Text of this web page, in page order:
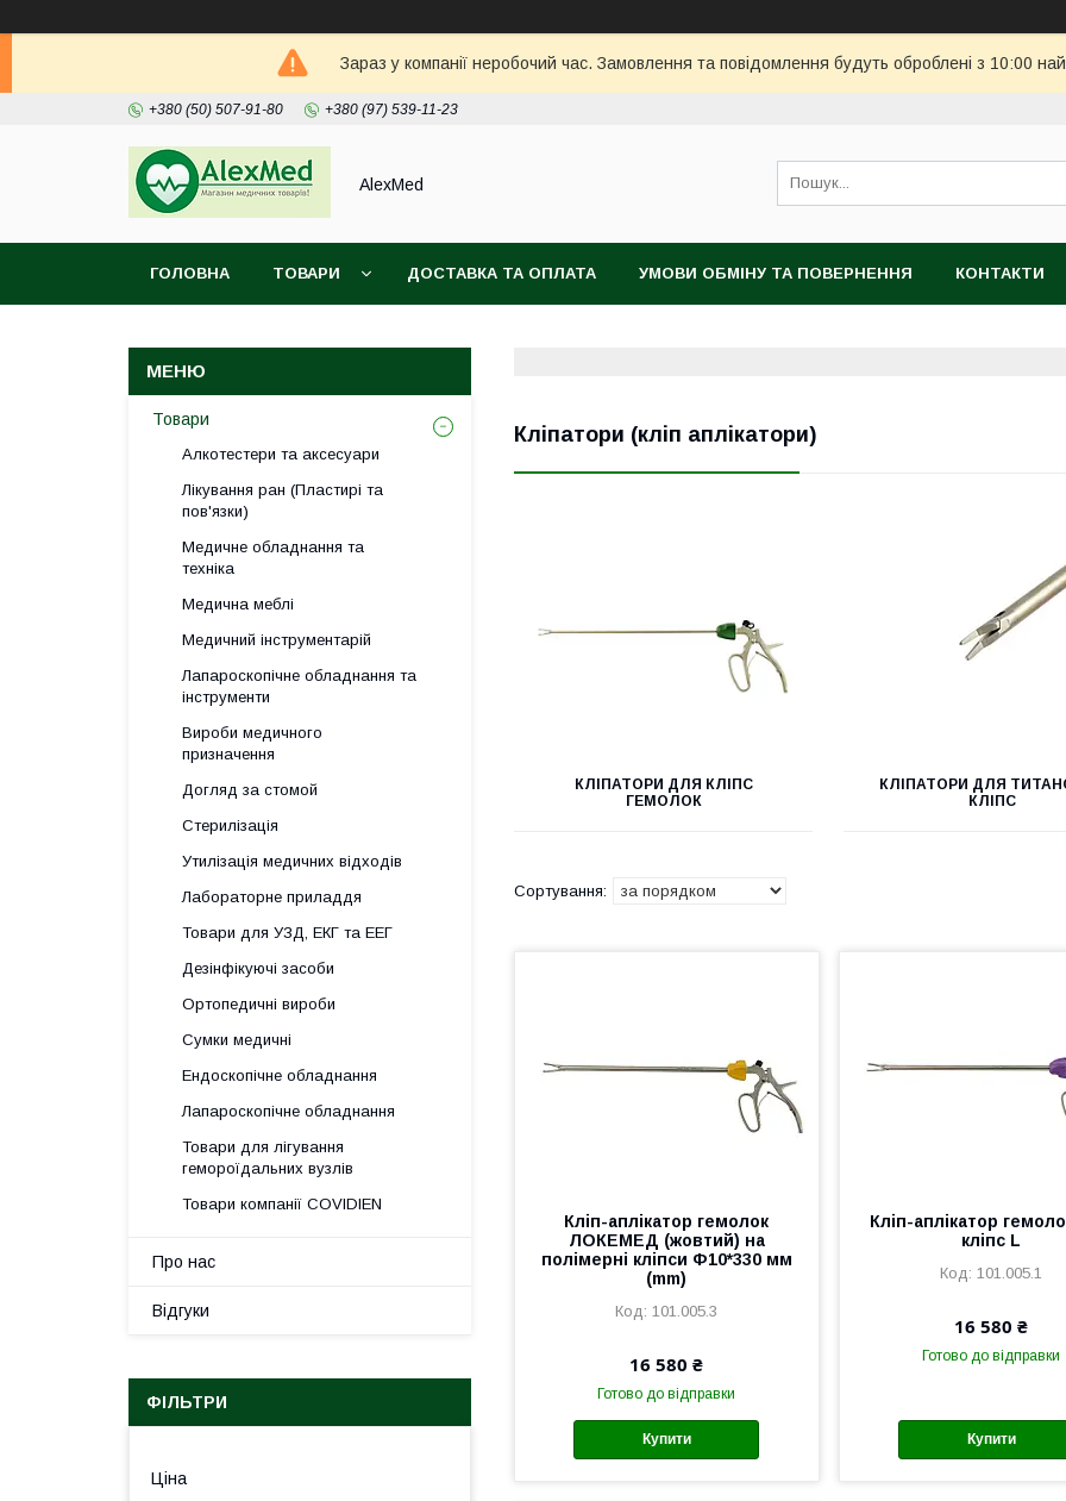
Зараз у компанії неробочий час. Замовлення та повідомлення будуть оброблені з 10:00
+380 (50) 507-91-80 +380 (97) 539-11-23
AlexMed
ГОЛОВНА ТОВАРИ ДОСТАВКА ТА ОПЛАТА УМОВИ ОБМІНУ ТА ПОВЕРНЕННЯ КОНТАКТИ
Кліпатори (кліп аплікатори)
КЛІПАТОРИ ДЛЯ КЛІПС
ГЕМОЛОК
КЛІПАТОРИ ДЛЯ
КЛІПС
Кліп-аплікатор гемолок
ЛОКЕМЕД (жовтий) на
полімерні кліпси Ф10*330 мм
(mm)
101.005.3
16 580 ₴
Готово до відправки
Купити
Кліп-аплікатор
кліпс L
101.005.1
16 580 ₴
Готово до відправки
Купити
Товари
Алкотестери та аксесуари
Лікування ран (Пластирі та
пов'язки)
Медичне обладнання та
техніка
Медична меблі
Медичний інструментарій
Лапароскопічне обладнання та
інструменти
Вироби медичного
призначення
Догляд за стомой
Стерилізація
Утилізація медичних відходів
Лабораторне приладдя
Товари для УЗД, ЕКГ та ЕЕГ
Дезінфікуючі засоби
Ортопедичні вироби
Сумки медичні
Ендоскопічне обладнання
Лапароскопічне обладнання
Товари для лігування
гемороїдальних вузлів
Товари компанії COVIDIEN
Про нас
Відгуки
ФІЛЬТРИ
Ціна